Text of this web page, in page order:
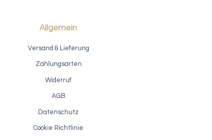
Akzentlack / Fusion Antiquing Glaze
- Van Dyke Brown
Allgemein
Versand & Lieferung
Zahlungsarten
Widerruf
AGB
Datenschutz
Cookie Richtlinie